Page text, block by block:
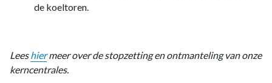
de koeltoren.
Leeshiermeer over de stopzetting en ontmanteling van onze
kerncentrales.